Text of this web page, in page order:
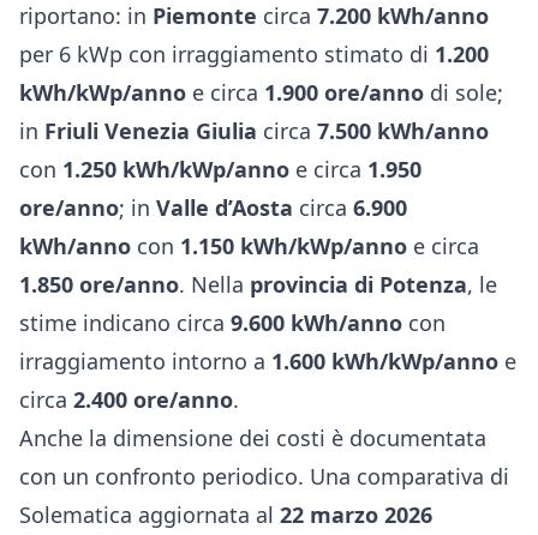
riportano: in Piemonte circa 7.200 kWh/anno
per 6 kWp con irraggiamento stimato di 1.200
kWh/kWp/anno e circa 1.900 ore/anno di sole;
in Friuli Venezia Giulia circa 7.500 kWh/anno
con 1.250 kWh/kWp/anno e circa 1.950
ore/anno; in Valle d’Aosta circa 6.900
kWh/anno con 1.150 kWh/kWp/anno e circa
1.850 ore/anno. Nella provincia di Potenza, le
stime indicano circa 9.600 kWh/anno con
irraggiamento intorno a 1.600 kWh/kWp/anno e
circa 2.400 ore/anno.
Anche la dimensione dei costi è documentata
con un confronto periodico. Una comparativa di
Solematica aggiornata al 22 marzo 2026